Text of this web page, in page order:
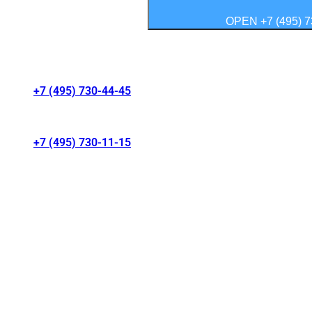
OPEN +7 (495)
+7 (495) 730-44-45
+7 (495) 730-11-15